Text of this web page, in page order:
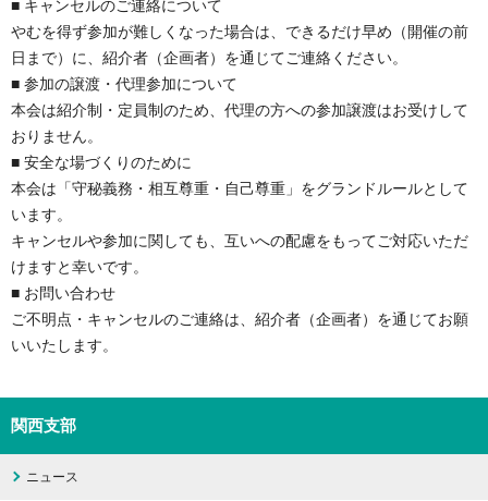
■ キャンセルのご連絡について
やむを得ず参加が難しくなった場合は、できるだけ早め（開催の前
日まで）に、紹介者（企画者）を通じてご連絡ください。
■ 参加の譲渡・代理参加について
本会は紹介制・定員制のため、代理の方への参加譲渡はお受けして
おりません。
■ 安全な場づくりのために
本会は「守秘義務・相互尊重・自己尊重」をグランドルールとして
います。
キャンセルや参加に関しても、互いへの配慮をもってご対応いただ
けますと幸いです。
■ お問い合わせ
ご不明点・キャンセルのご連絡は、紹介者（企画者）を通じてお願
いいたします。
関西支部
ニュース